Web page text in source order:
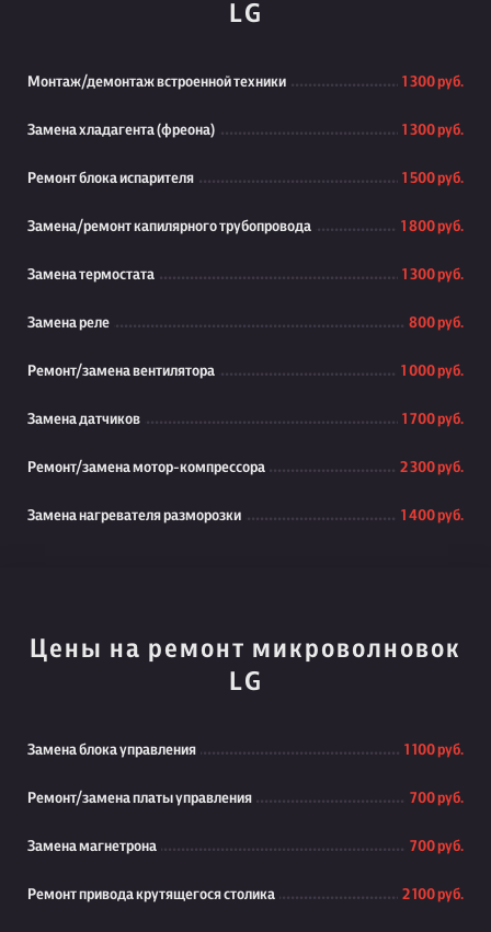
LG
Монтаж/демонтаж встроенной техники 1 300 руб.
Замена хладагента (фреона) 1 300 руб.
Ремонт блока испарителя 1 500 руб.
Замена/ремонт капилярного трубопровода 1 800 руб.
Замена термостата 1 300 руб.
Замена реле 800 руб.
Ремонт/замена вентилятора 1 000 руб.
Замена датчиков 1 700 руб.
Ремонт/замена мотор-компрессора 2 300 руб.
Замена нагревателя разморозки 1 400 руб.
Цены на ремонт микроволновок
LG
Замена блока управления 1 100 руб.
Ремонт/замена платы управления 700 руб.
Замена магнетрона 700 руб.
Ремонт привода крутящегося столика 2 100 руб.